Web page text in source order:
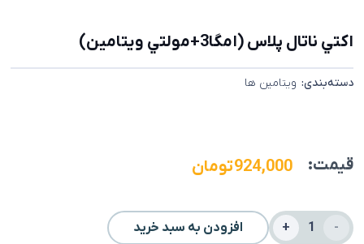
اکتي ناتال پلاس (امگا3+مولتي ويتامين)
دسته‌بندی: ویتامین ها
قیمت: 924,000تومان
اکتي
افزودن به سبد خرید